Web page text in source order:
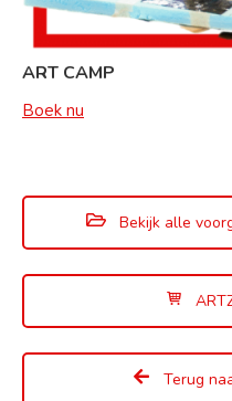
ART CAMP
Boek nu
Bekijk alle
Terug